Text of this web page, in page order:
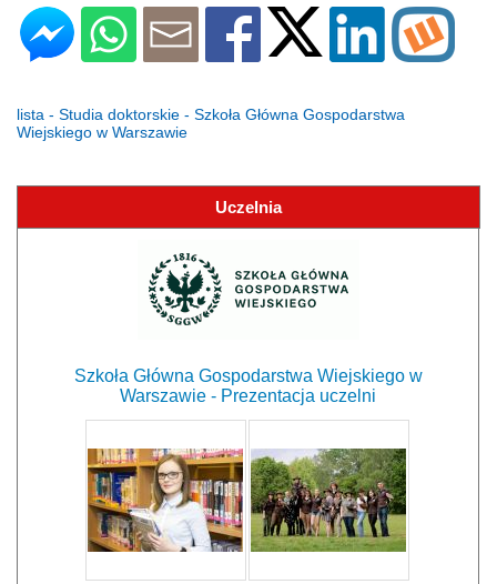
lista - Studia doktorskie - Szkoła Główna Gospodarstwa
Wiejskiego w Warszawie
Uczelnia
Szkoła Główna Gospodarstwa Wiejskiego w
Warszawie - Prezentacja uczelni